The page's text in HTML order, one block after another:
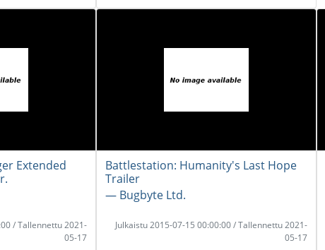
Extended
/ Tallennettu 2021-
05-17
Battlestation: Humanity's Last Hope
Trailer
― Bugbyte Ltd.
Julkaistu 2015-07-15 00:00:00 / Tallennettu 2021-
05-17